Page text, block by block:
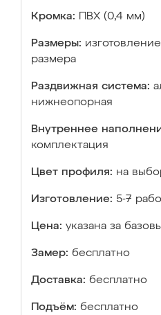
Кромка: ПВХ (0,4 мм)
Размеры:
размера
Раздвижная система:
нижнеопорная
Внутреннее
комплектация
Цвет профиля: на
Изготовление: 5-7
Цена: указана за
Замер: бесплатно
Доставка: бесплатно
Подъём: бесплатно